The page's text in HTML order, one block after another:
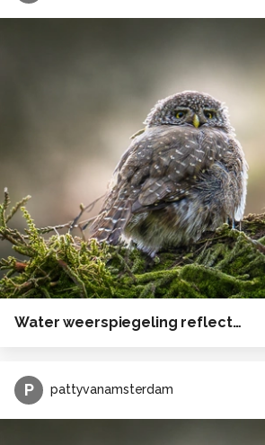
Water weerspiegeling reflectie bos
P pattyvanamsterdam